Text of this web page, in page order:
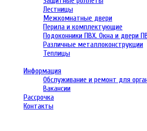
Лестницы
Межкомнатные двери
Перила и комплектующие
Подоконники ПВХ. Окна и двери
Различные металлоконструкции
Теплицы
Информация
Обслуживание и ремонт для
Вакансии
Рассрочка
Контакты